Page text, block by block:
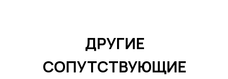
ДРУГИЕ
СОПУТСТВУЮЩИЕ